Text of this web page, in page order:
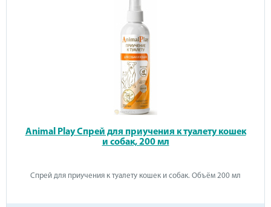
Animal Play Спрей для приучения к туалету кошек
и собак, 200 мл
Спрей для приучения к туалету кошек и собак. Объём 200 мл